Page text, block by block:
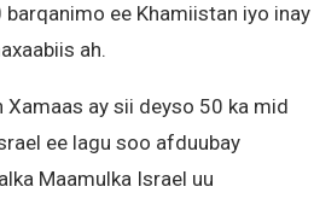
ee Khamiistan iyo inay
ah.
Xamaas ay sii deyso 50 ka mid
ee lagu soo afduubay
Maamulka Israel uu